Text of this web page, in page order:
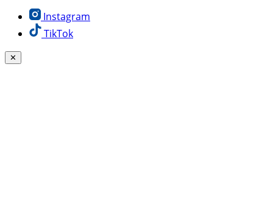
Instagram
TikTok
✕